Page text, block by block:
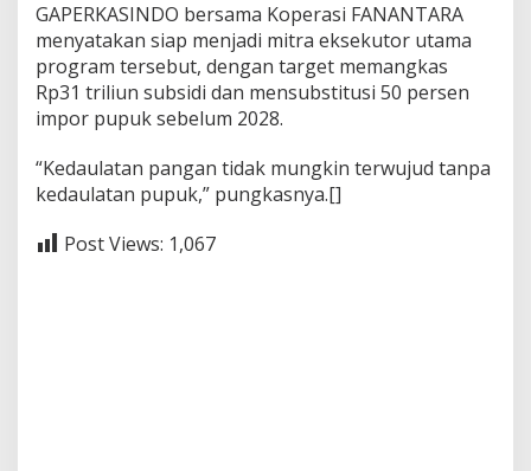
GAPERKASINDO bersama Koperasi FANANTARA
menyatakan siap menjadi mitra eksekutor utama
program tersebut, dengan target memangkas
Rp31 triliun subsidi dan mensubstitusi 50 persen
impor pupuk sebelum 2028.
“Kedaulatan pangan tidak mungkin terwujud tanpa
kedaulatan pupuk,” pungkasnya.[]
Post Views: 1,067